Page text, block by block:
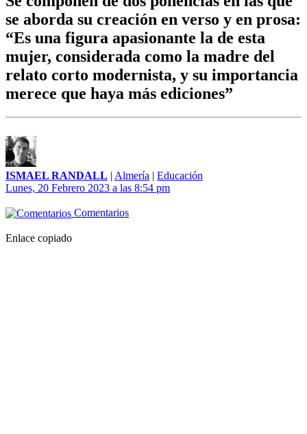
se aborda su creación en verso y en prosa:
“Es una figura apasionante la de esta
mujer, considerada como la madre del
relato corto modernista, y su importancia
merece que haya más ediciones”
ISMAEL RANDALL | Almería | Educación
Lunes, 20 Febrero 2023 a las 8:54 pm
Comentarios
Enlace copiado